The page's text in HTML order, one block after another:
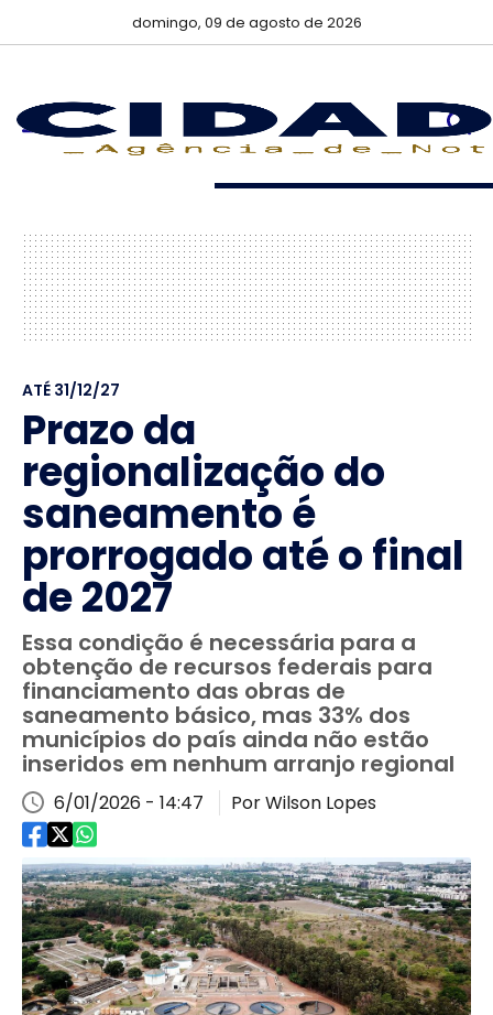
domingo, 09 de agosto de 2026
ATÉ 31/12/27
Prazo da
regionalização do
saneamento é
prorrogado até o final
de 2027
Essa condição é necessária para a
obtenção de recursos federais para
financiamento das obras de
saneamento básico, mas 33% dos
municípios do país ainda não estão
inseridos em nenhum arranjo regional
6/01/2026 - 14:47 Por Wilson Lopes